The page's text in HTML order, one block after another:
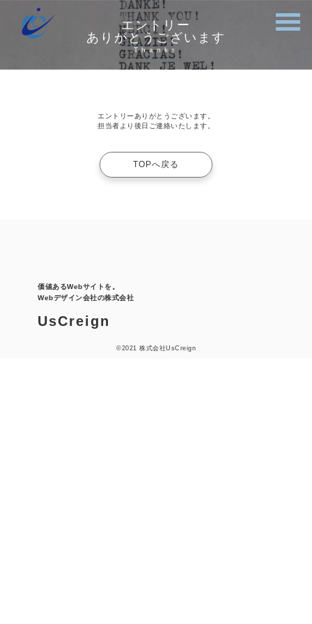
エントリー
ありがとうございます
Thanks
エントリーありがとうございます。
担当者より後日ご連絡いたします。
TOPへ戻る
価値あるWebサイトを。
Webデザイン会社の株式会社
UsCreign
©︎2021 株式会社UsCreign